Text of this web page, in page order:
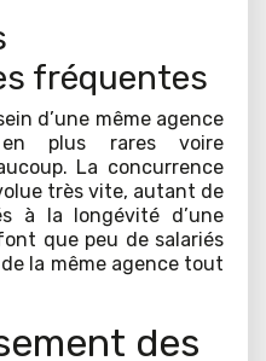
fréquentes
d’une même agence
plus rares voire
La concurrence
très vite, autant de
à la longévité d’une
que peu de salariés
la même agence tout
des